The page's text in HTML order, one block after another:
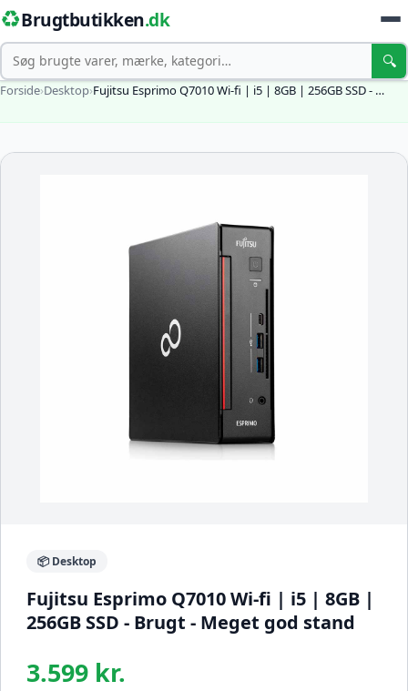
♻️Brugtbutikken.dk
Søg 🔍
Forside›Desktop›Fujitsu Esprimo Q7010 Wi-fi | i5 | 8GB | 256GB SSD - …
📦 Desktop
Fujitsu Esprimo Q7010 Wi-fi | i5 | 8GB |
256GB SSD - Brugt - Meget god stand
3.599 kr.